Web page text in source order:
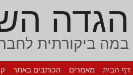
הגדה
במה ביקורתית
דף הבית מאמרים הכותבים באתר